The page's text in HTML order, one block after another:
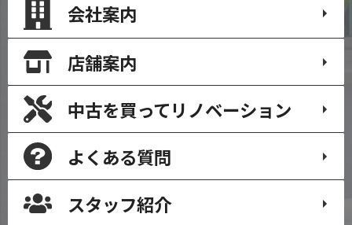
会社案内
店舗案内
中古を買ってリノベーション
よくある質問
スタッフ紹介